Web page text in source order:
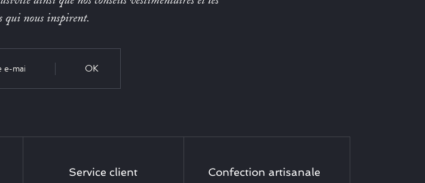
qui nous inspirent.
OK
Service client Confection artisanale